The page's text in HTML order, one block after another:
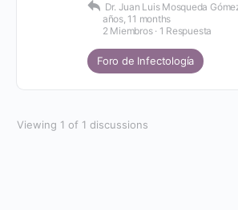
Dr. Juan Luis Mosqueda
años, 11 months
2 Miembros · 1 Respuesta
Foro de Infectología
Viewing 1 of 1 discussions